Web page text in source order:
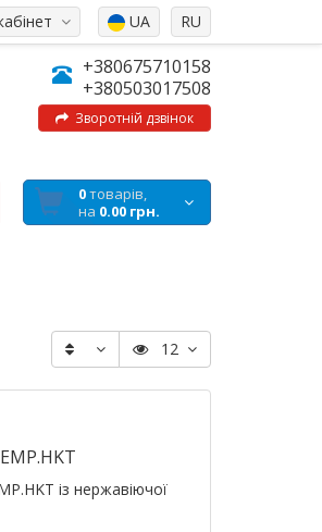
RU
UA
+380675710158
+380503017508
Зворотній дзвінок
0товарів,
на 0.00 грн.
12
із нержавіючої